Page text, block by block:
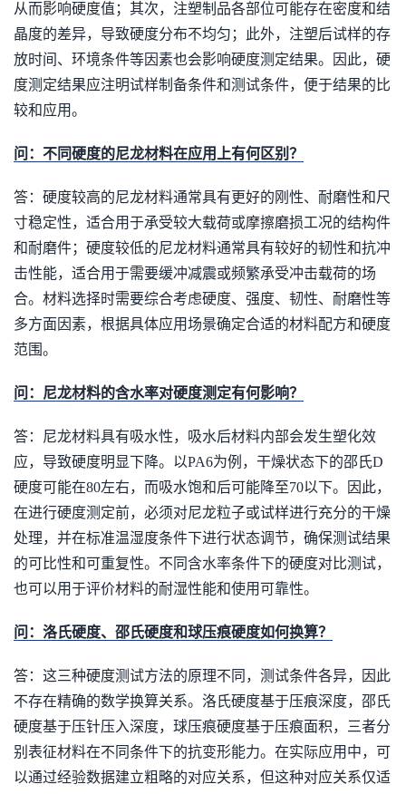
从而影响硬度值；其次，注塑制品各部位可能存在密度和结
晶度的差异，导致硬度分布不均匀；此外，注塑后试样的存
放时间、环境条件等因素也会影响硬度测定结果。因此，硬
度测定结果应注明试样制备条件和测试条件，便于结果的比
较和应用。
问：不同硬度的尼龙材料在应用上有何区别？
答：硬度较高的尼龙材料通常具有更好的刚性、耐磨性和尺
寸稳定性，适合用于承受较大载荷或摩擦磨损工况的结构件
和耐磨件；硬度较低的尼龙材料通常具有较好的韧性和抗冲
击性能，适合用于需要缓冲减震或频繁承受冲击载荷的场
合。材料选择时需要综合考虑硬度、强度、韧性、耐磨性等
多方面因素，根据具体应用场景确定合适的材料配方和硬度
范围。
问：尼龙材料的含水率对硬度测定有何影响？
答：尼龙材料具有吸水性，吸水后材料内部会发生塑化效
应，导致硬度明显下降。以PA6为例，干燥状态下的邵氏D
硬度可能在80左右，而吸水饱和后可能降至70以下。因此，
在进行硬度测定前，必须对尼龙粒子或试样进行充分的干燥
处理，并在标准温湿度条件下进行状态调节，确保测试结果
的可比性和可重复性。不同含水率条件下的硬度对比测试，
也可以用于评价材料的耐湿性能和使用可靠性。
问：洛氏硬度、邵氏硬度和球压痕硬度如何换算？
答：这三种硬度测试方法的原理不同，测试条件各异，因此
不存在精确的数学换算关系。洛氏硬度基于压痕深度，邵氏
硬度基于压针压入深度，球压痕硬度基于压痕面积，三者分
别表征材料在不同条件下的抗变形能力。在实际应用中，可
以通过经验数据建立粗略的对应关系，但这种对应关系仅适